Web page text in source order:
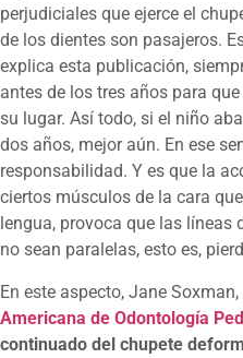
perjudiciales que ejerce el
de los dientes son pasajeros.
explica esta publicación,
antes de los tres años para
su lugar. Así todo, si el niño
dos años, mejor aún. En ese
responsabilidad. Y es que la
ciertos músculos de la cara
lengua, provoca que las líneas
no sean paralelas, esto es,
En este aspecto, Jane
Americana de Odontología
continuado del chupete